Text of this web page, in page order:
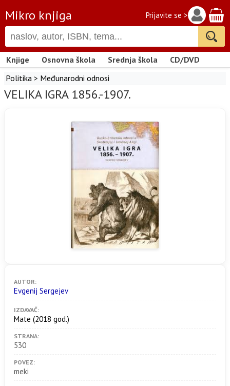
Mikro knjiga Prijavite se >
Knjige Osnovna škola Srednja škola
CD/DVD
Politika > Međunarodni odnosi
VELIKA IGRA 1856.-1907.
AUTOR:
Evgenij Sergejev
IZDAVAČ:
Mate (2018 god.)
STRANA:
530
POVEZ:
meki